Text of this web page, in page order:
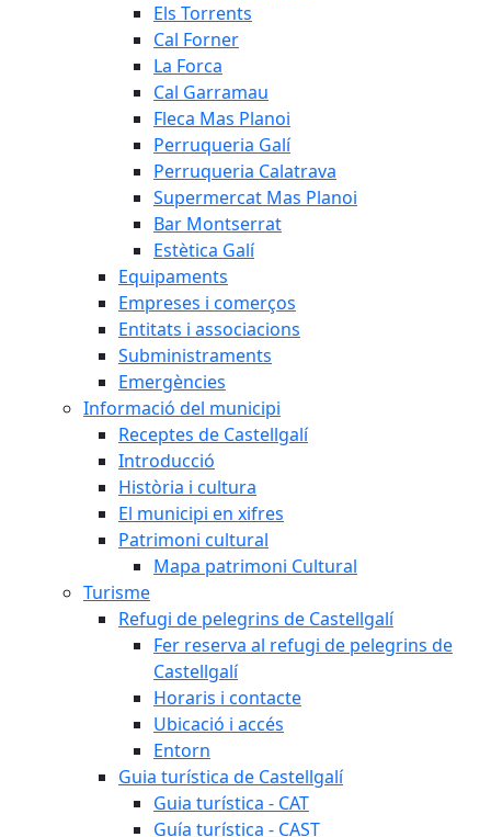
Els Torrents
Cal Forner
La Forca
Cal Garramau
Fleca Mas Planoi
Perruqueria Galí
Perruqueria Calatrava
Supermercat Mas Planoi
Bar Montserrat
Estètica Galí
Equipaments
Empreses i comerços
Entitats i associacions
Subministraments
Emergències
Informació del municipi
Receptes de Castellgalí
Introducció
Història i cultura
El municipi en xifres
Patrimoni cultural
Mapa patrimoni Cultural
Turisme
Refugi de pelegrins de Castellgalí
Fer reserva al refugi de pelegrins de
Castellgalí
Horaris i contacte
Ubicació i accés
Entorn
Guia turística de Castellgalí
Guia turística - CAT
Guía turística - CAST